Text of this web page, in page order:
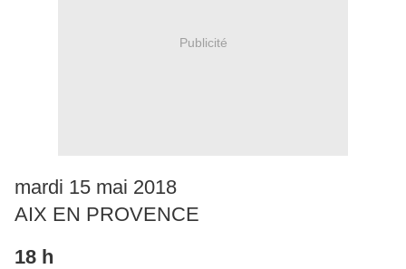
Publicité
mardi 15 mai 2018
AIX EN PROVENCE
18 h